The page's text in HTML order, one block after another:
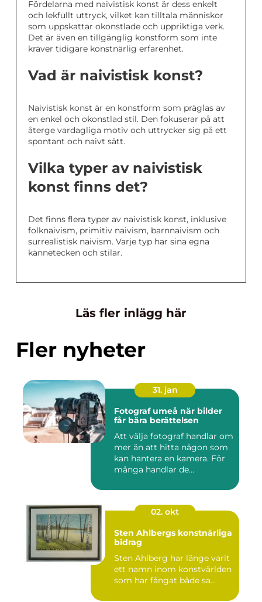
Fördelarna med naivistisk konst är dess enkelt
och lekfullt uttryck, vilket kan tilltala människor
som uppskattar okonstlade och uppriktiga verk.
Det är även en tillgänglig konstform som inte
kräver tidigare konstnärlig erfarenhet.
Vad är naivistisk konst?
Naivistisk konst är en konstform som präglas av
en enkel och okonstlad stil. Den fokuserar på att
återge vardagliga motiv och uttrycker sig på ett
spontant och naivt sätt.
Vilka typer av naivistisk
konst finns det?
Det finns flera typer av naivistisk konst, inklusive
folknaivism, primitiv naivism, barnnaivism och
surrealistisk naivism. Varje typ har sina egna
kännetecken och stilar.
Läs fler inlägg här
Fler nyheter
31. jan
Fotograf umeå när bilder
får bära berättelsen
Att välja fotograf handlar om
mer än att hitta någon som
kan hantera en kamera. För
många handlar de...
02. okt
Sten Ahlbergs konstnärliga
bidrag
Sten Ahlberg har länge varit
ett namn inom konstvärlden
som har fångat både sa...